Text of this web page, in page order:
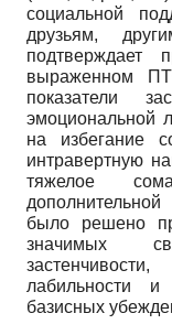
социальной
друзьям,
выраженном
показатели
эмоциональной
на избегание
интравертную
тяжелое
было решено
значимых
лабильности и
базисных